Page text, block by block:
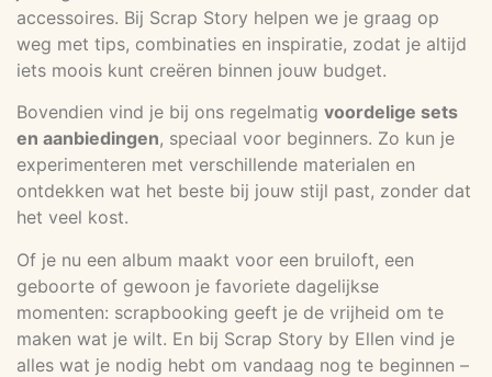
accessoires. Bij Scrap Story helpen we je graag op
weg met tips, combinaties en inspiratie, zodat je altijd
iets moois kunt creëren binnen jouw budget.
Bovendien vind je bij ons regelmatig voordelige sets
en aanbiedingen, speciaal voor beginners. Zo kun je
experimenteren met verschillende materialen en
ontdekken wat het beste bij jouw stijl past, zonder dat
het veel kost.
Of je nu een album maakt voor een bruiloft, een
geboorte of gewoon je favoriete dagelijkse
momenten: scrapbooking geeft je de vrijheid om te
maken wat je wilt. En bij Scrap Story by Ellen vind je
alles wat je nodig hebt om vandaag nog te beginnen –